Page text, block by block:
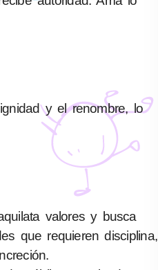
y el renombre, lo
valores y busca
que requieren disciplina,